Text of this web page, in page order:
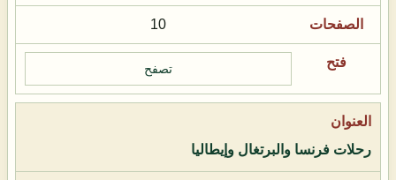
10
تصفح
رحلات فرنسا والبرتغال وإيطاليا